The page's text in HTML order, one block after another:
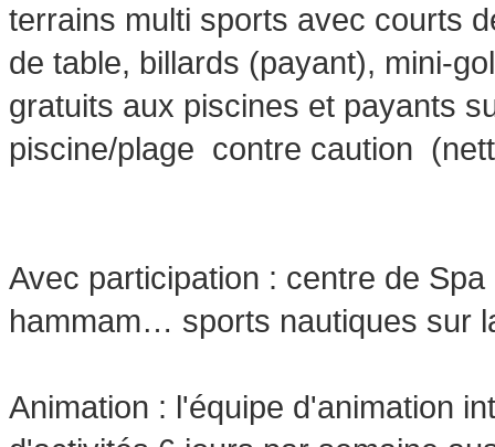
terrains multi sports avec courts
de table, billards (payant), mini-
gratuits aux piscines et payants
piscine/plage contre caution
Avec participation : centre de
hammam… sports nautiques sur
Animation : l'équipe d'animation